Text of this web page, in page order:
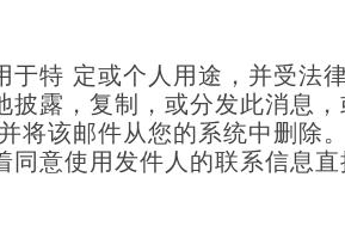
特 定或个人用途，并受法
露，复制，或分发此消息
将该邮件从您的系统中删除
意使用发件人的联系信息